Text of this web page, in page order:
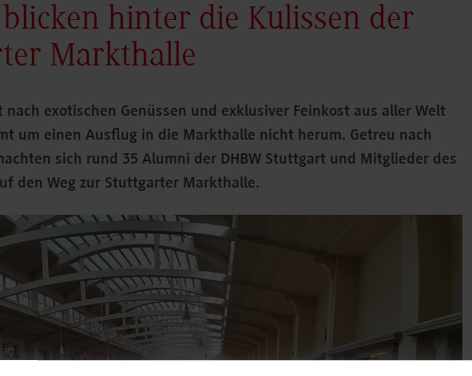
hinter die Kulissen der
Markthalle
exotischen Genüssen und exklusiver Feinkost aus aller Welt
um einen Ausflug in die Markthalle nicht herum. Getreu nach
sich rund 35 Alumni der DHBW Stuttgart und Mitglieder des
den Weg zur Stuttgarter Markthalle.